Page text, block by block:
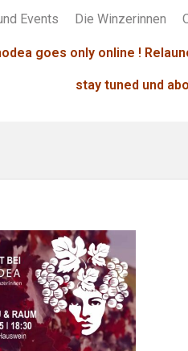
Events Die Winzerinnen
goes only online !
stay tuned und